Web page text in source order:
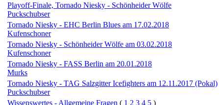
Playoff-Finale, Tornado Niesky - Schönheider Wölfe
Puckschubser
Tornado Niesky - EHC Berlin Blues am 17.02.2018
Kufenschoner
Tornado Niesky - Schönheider Wölfe am 03.02.2018
Kufenschoner
Tornado Niesky - FASS Berlin am 20.01.2018
Murks
Tornado Niesky - TAG Salzgitter Icefighters am 12.11.2017 (Pokal)
Puckschubser
Wissenswertes - Allgemeine Fragen ( 1 2 3 4 5 )